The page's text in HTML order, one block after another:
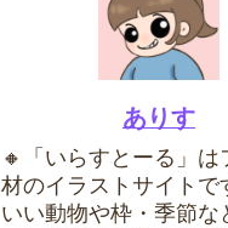
ありす
🔸「いらすとーる」は
材のイラストサイトで
いい動物や枠・季節な